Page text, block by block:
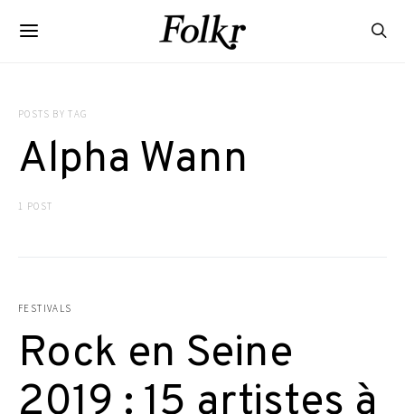
POSTS BY TAG
Alpha Wann
1 POST
FESTIVALS
Rock en Seine
2019 : 15 artistes à